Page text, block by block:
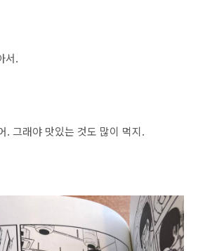
서.
. 그래야 맛있는 것도 많이 먹지.